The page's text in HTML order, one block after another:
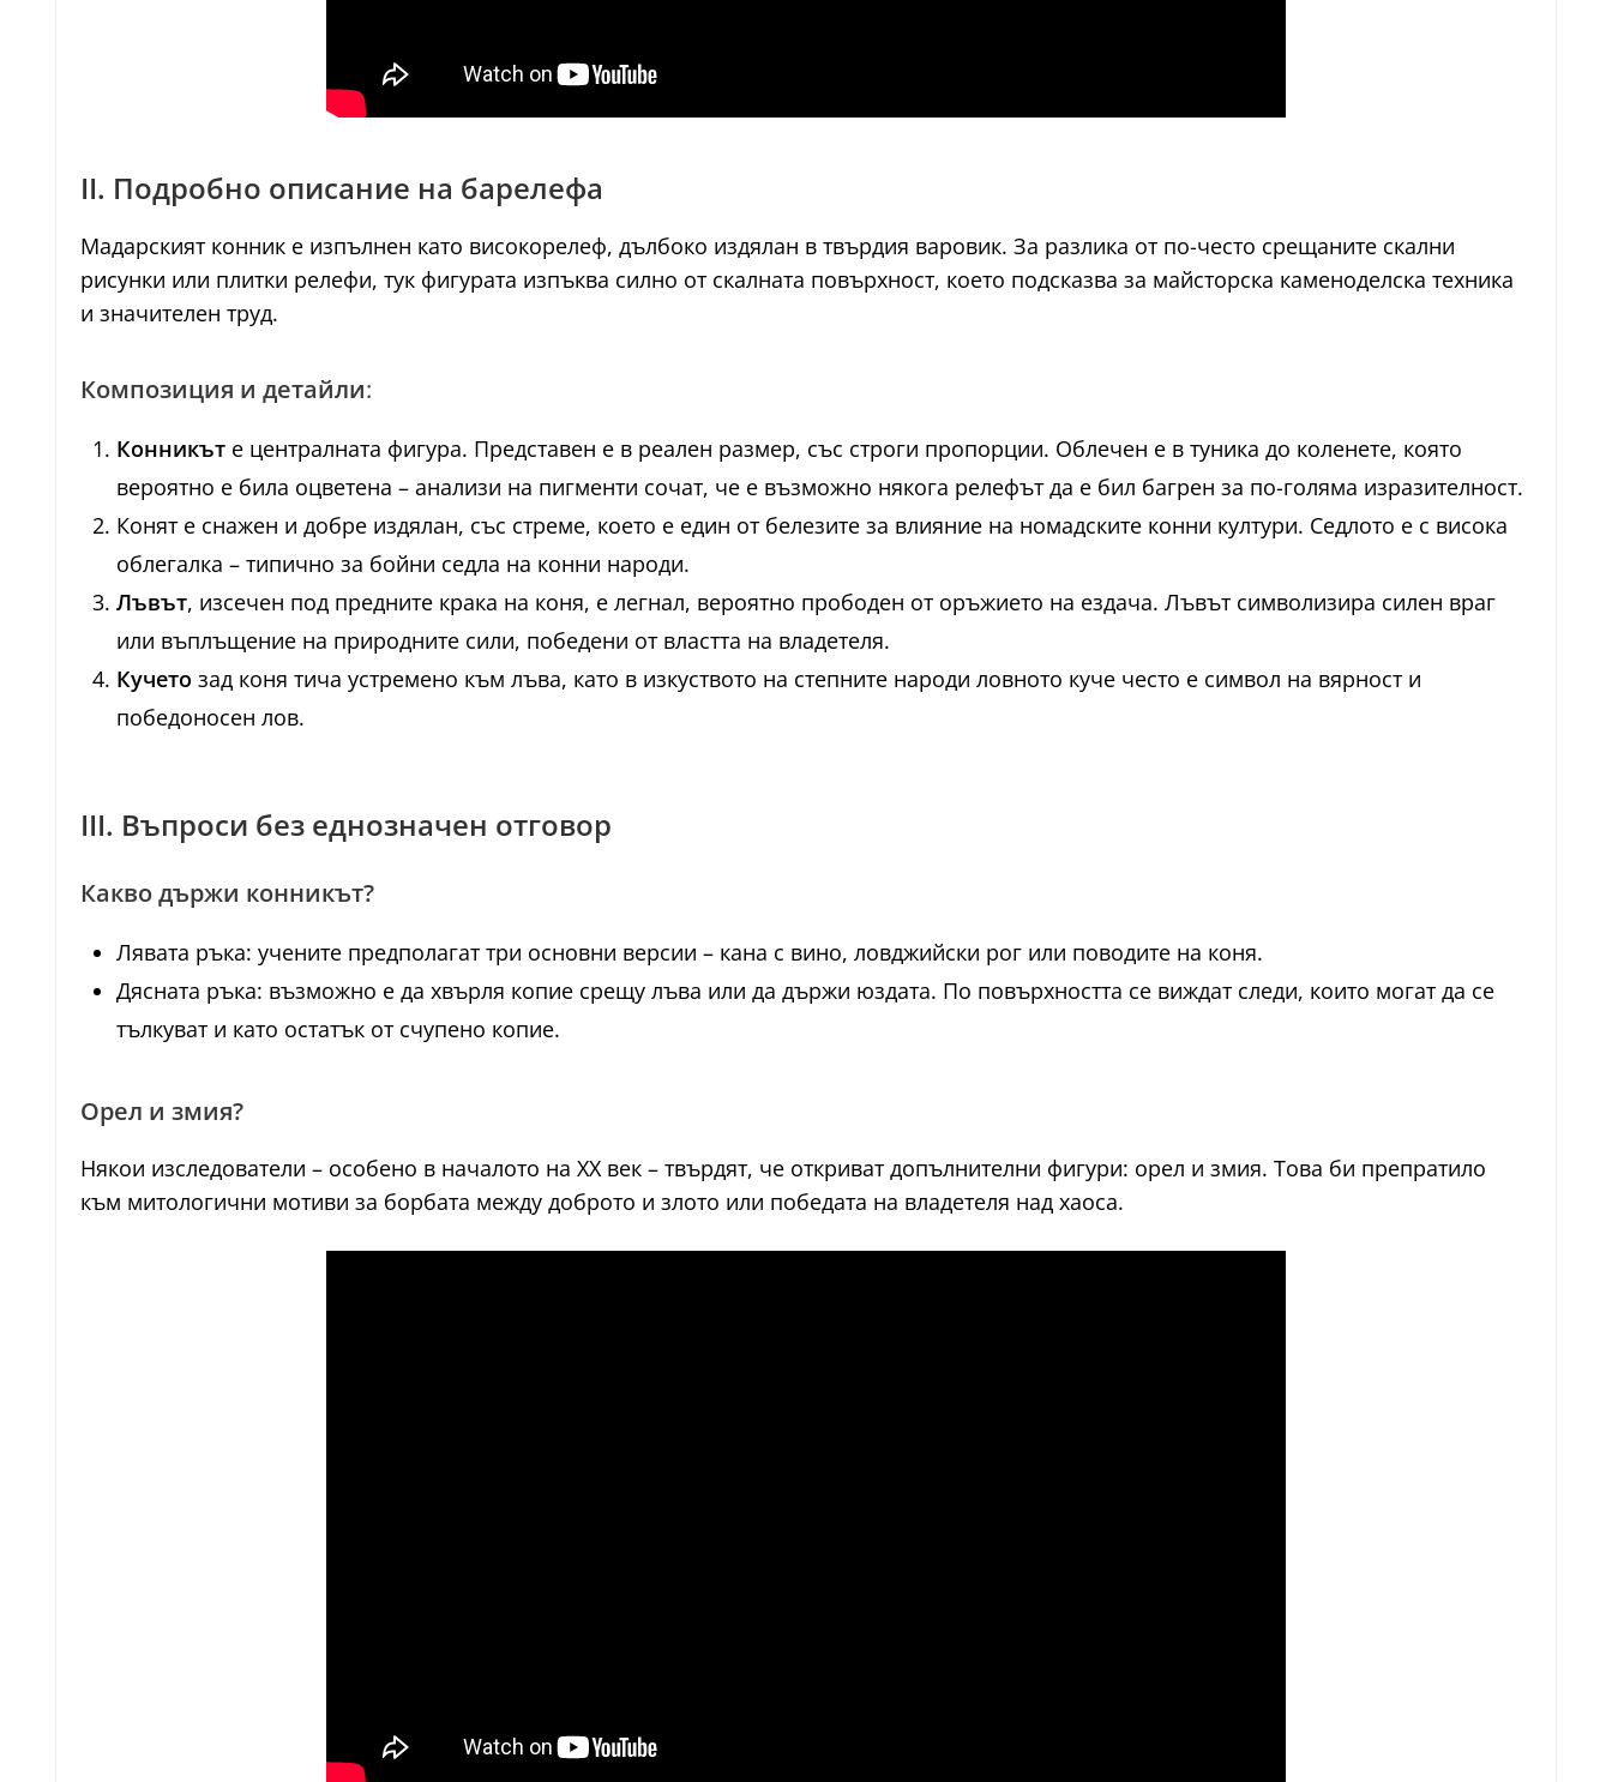
II. Подробно описание на барелефа
Мадарският конник е изпълнен като високорелеф, дълбоко издялан в твърдия варовик. За разлика от по-често срещаните скални
рисунки или плитки релефи, тук фигурата изпъква силно от скалната повърхност, което подсказва за майсторска каменоделска техника
и значителен труд.
Композиция и детайли:
Конникът е централната фигура. Представен е в реален размер, със строги пропорции. Облечен е в туника до коленете, която
вероятно е била оцветена – анализи на пигменти сочат, че е възможно някога релефът да е бил багрен за по-голяма изразителност.
Конят е снажен и добре издялан, със стреме, което е един от белезите за влияние на номадските конни култури. Седлото е с висока
облегалка – типично за бойни седла на конни народи.
Лъвът, изсечен под предните крака на коня, е легнал, вероятно прободен от оръжието на ездача. Лъвът символизира силен враг
или въплъщение на природните сили, победени от властта на владетеля.
Кучето зад коня тича устремено към лъва, като в изкуството на степните народи ловното куче често е символ на вярност и
победоносен лов.
III. Въпроси без еднозначен отговор
Какво държи конникът?
Лявата ръка: учените предполагат три основни версии – кана с вино, ловджийски рог или поводите на коня.
Дясната ръка: възможно е да хвърля копие срещу лъва или да държи юздата. По повърхността се виждат следи, които могат да се
тълкуват и като остатък от счупено копие.
Орел и змия?
Някои изследователи – особено в началото на XX век – твърдят, че откриват допълнителни фигури: орел и змия. Това би препратило
към митологични мотиви за борбата между доброто и злото или победата на владетеля над хаоса.